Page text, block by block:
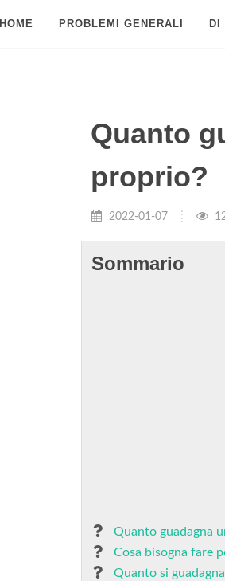
PROBLEMI GENERALI DI
Quanto
proprio?
2022-01-07
Sommario
Quanto guadagna
Cosa bisogna fare
Quanto si